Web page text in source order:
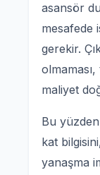
asansör
mesafede
gerekir.
maliyet
Bu
kat
yanaşma